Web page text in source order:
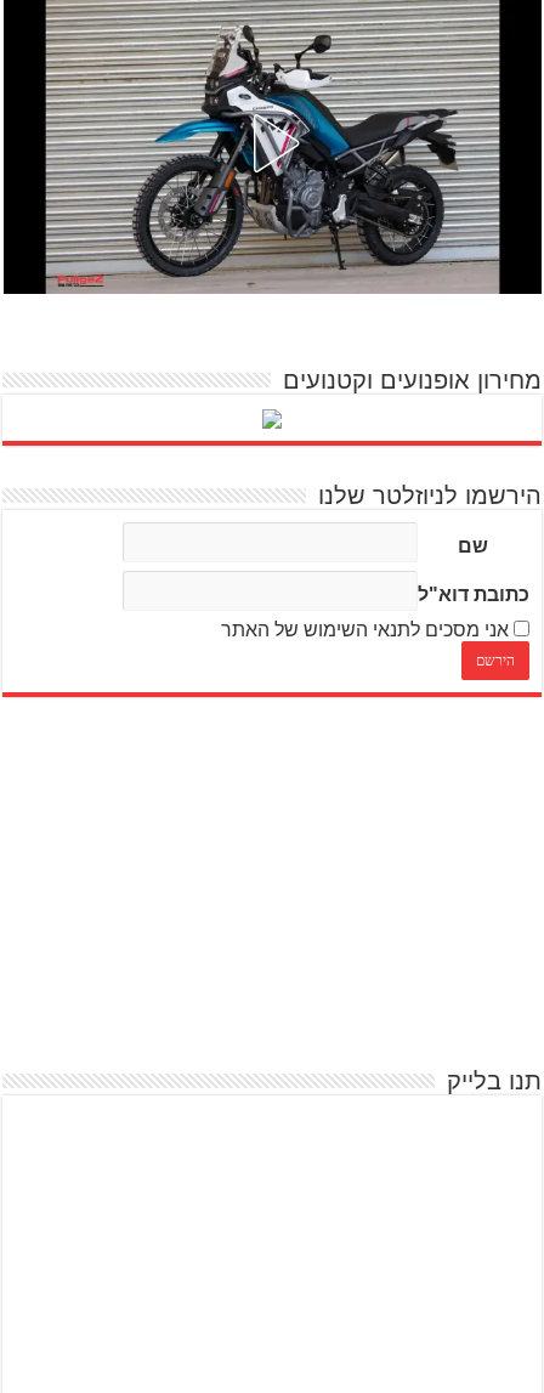
מחירון אופנועים וקטנועים
הירשמו לניוזלטר שלנו
שם
כתובת דוא"ל
אני מסכים לתנאי השימוש של האתר
תנו בלייק